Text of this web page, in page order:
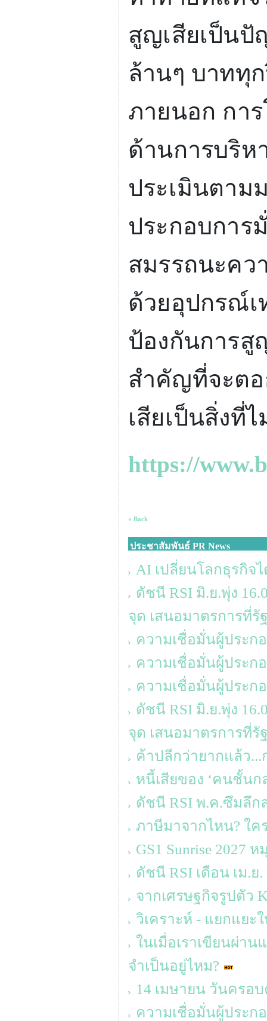
สูญเสียเป็นปั
ล้านๆ บาททุ
ภายนอก กา
ด้านการบริห
ประเมินตา
ประกอบการ
สมรรถนะคว
ด้วยอุปกรณ์เ
ป้องกันการสู
สำคัญที่จะตอ
เสียเป็นสิ่งที่
https://
« Back
ประชาสัมพันธ์ PR News
AI เปลี่ยนโลกธุรกิจ
ดัชนี RSI มิ.ย.พุ่ง
จุด เสนอมาตรการที่รั
ความเชื่อมั่นผู้ประก
ความเชื่อมั่นผู้ประก
ความเชื่อมั่นผู้ประก
ดัชนี RSI มิ.ย.พุ่ง
จุด เสนอมาตรการที่รั
ค้าปลีกว่ายากแล้ว...
หนี้เสียของ ‘คนชั้นก
ดัชนี RSI พ.ค.ซึมลึก
ภาษีมาจากไหน? ใค
GS1 Sunrise 2027
ดัชนี RSI เดือน เม.ย
จากเศรษฐกิจรูปตัว
วิเคราะห์ - แยกแยะใ
ในเมื่อเราเขียนผ่า
จำเป็นอยู่ไหม?
14 เมษายน วันครอ
ความเชื่อมั่นผู้ประก